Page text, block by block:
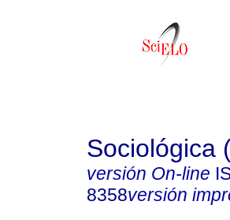
Sociológica
versión On-line
8358versión